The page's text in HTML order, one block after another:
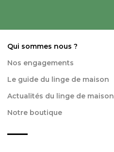
Qui sommes nous ?
Nos engagements
Le guide du linge de maison
Actualités du linge de maison
Notre boutique